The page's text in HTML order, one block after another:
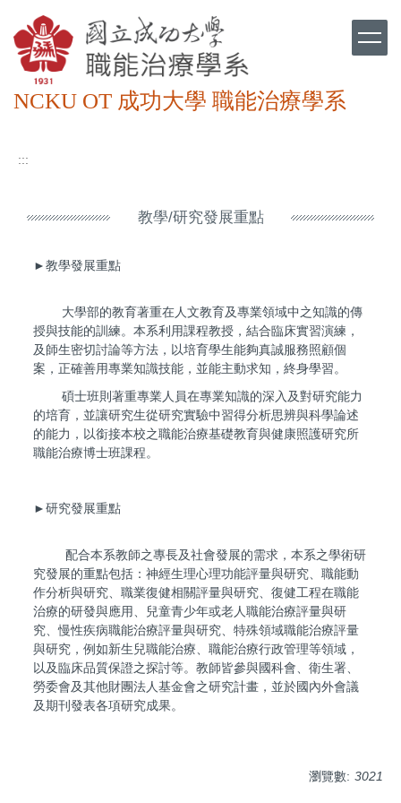
到
主
容
NCKU OT 成功大學 職能治療學系
:::
教學/研究發展重點
►教學發展重點
大學部的教育著重在人文教育及專業領域中之知識的傳
授與技能的訓練。本系利用課程教授，結合臨床實習演練，
及師生密切討論等方法，以培育學生能夠真誠服務照顧個
案，正確善用專業知識技能，並能主動求知，終身學習。
碩士班則著重專業人員在專業知識的深入及對研究能力
的培育，並讓研究生從研究實驗中習得分析思辨與科學論述
的能力，以銜接本校之職能治療基礎教育與健康照護研究所
職能治療博士班課程。
►研究發展重點
配合本系教師之專長及社會發展的需求，本系之學術研
究發展的重點包括：神經生理心理功能評量與研究、職能動
作分析與研究、職業復健相關評量與研究、復健工程在職能
治療的研發與應用、兒童青少年或老人職能治療評量與研
究、慢性疾病職能治療評量與研究、特殊領域職能治療評量
與研究，例如新生兒職能治療、職能治療行政管理等領域，
以及臨床品質保證之探討等。教師皆參與國科會、衛生署、
勞委會及其他財團法人基金會之研究計畫，並於國內外會議
及期刊發表各項研究成果。
瀏覽數: 3021